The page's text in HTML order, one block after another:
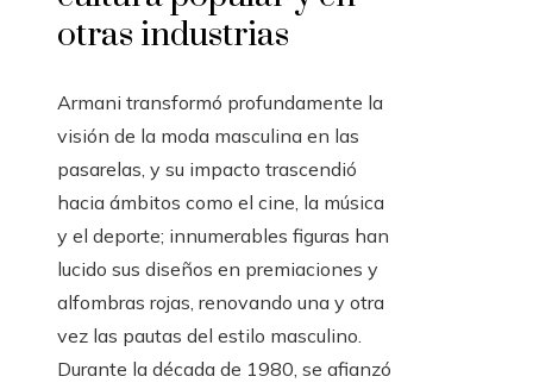
otras industrias
Armani transformó profundamente la
visión de la moda masculina en las
pasarelas, y su impacto trascendió
hacia ámbitos como el cine, la música
y el deporte; innumerables figuras han
lucido sus diseños en premiaciones y
alfombras rojas, renovando una y otra
vez las pautas del estilo masculino.
Durante la década de 1980, se afianzó